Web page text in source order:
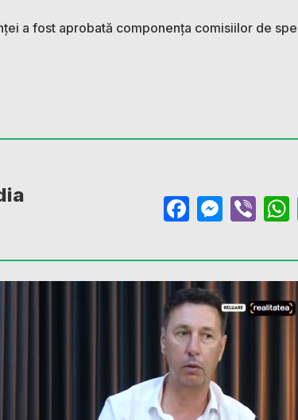
a fost aprobată componența comisiilor de